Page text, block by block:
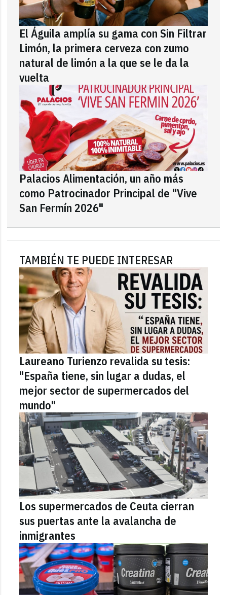
El Águila amplía su gama con Sin Filtrar
Limón, la primera cerveza con zumo
natural de limón a la que se le da la
vuelta
Palacios Alimentación, un año más
como Patrocinador Principal de "Vive
San Fermín 2026"
TAMBIÉN TE PUEDE INTERESAR
Laureano Turienzo revalida su tesis:
"España tiene, sin lugar a dudas, el
mejor sector de supermercados del
mundo"
Los supermercados de Ceuta cierran
sus puertas ante la avalancha de
inmigrantes